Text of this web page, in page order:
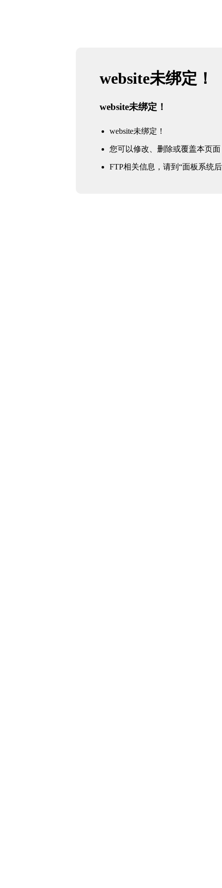
website未绑定！
website未绑定！
website未绑定！
您可以修改、删除或覆盖本页面
FTP相关信息，请到“面板系统